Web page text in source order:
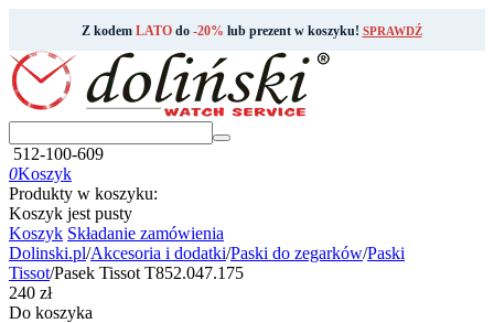
Z kodem LATOdo -20% lub prezent w koszyku! SPRAWDŹ
512-100-609
0Koszyk
Produkty w koszyku:
Koszyk jest pusty
Koszyk Składanie zamówienia
Dolinski.pl/Akcesoria i dodatki/Paski do zegarków/Paski
Tissot/Pasek Tissot T852.047.175
‍240‍ zł
Do koszyka